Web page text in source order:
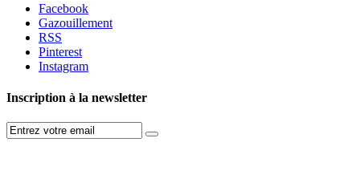
Facebook
Gazouillement
RSS
Pinterest
Instagram
Inscription à la newsletter